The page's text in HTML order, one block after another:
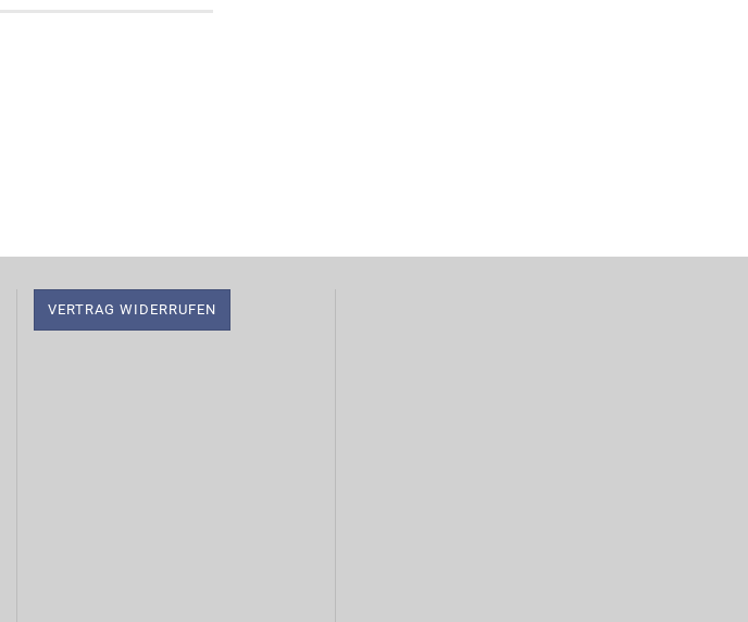
VERTRAG WIDERRUFEN